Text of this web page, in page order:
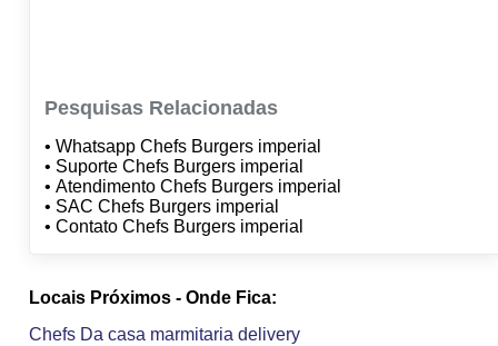
Pesquisas Relacionadas
• Whatsapp Chefs Burgers imperial
• Suporte Chefs Burgers imperial
• Atendimento Chefs Burgers imperial
• SAC Chefs Burgers imperial
• Contato Chefs Burgers imperial
Locais Próximos - Onde Fica:
Chefs Da casa marmitaria delivery